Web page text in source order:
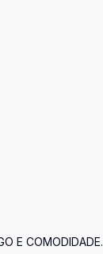
E COMODIDADE.